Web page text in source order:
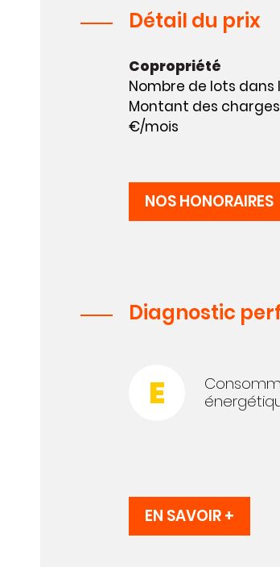
Détail du prix
Copropriété
Nombre de lots
Montant des
€/mois
NOS HONORAIRES
Diagnostic
E
EN SAVOIR +